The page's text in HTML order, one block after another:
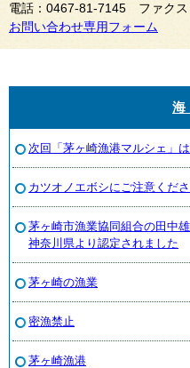
電話：0467-81-7145 ファク
お問い合わせ専用フォーム
海
次回「茅ヶ崎漁港マルシェ」
カツオノエボシにご注意くださ
茅ヶ崎市漁業協同組合の田中
神奈川県より認定されました
茅ヶ崎の漁業
密漁禁止
茅ヶ崎漁港